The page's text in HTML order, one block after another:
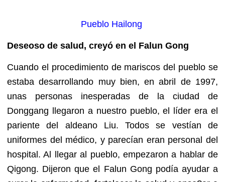
Pueblo Hailong
Deseoso de salud, creyó en el Falun Gong
Cuando el procedimiento de mariscos del pueblo se
estaba desarrollando muy bien, en abril de 1997,
unas personas inesperadas de la ciudad de
Donggang llegaron a nuestro pueblo, el líder era el
pariente del aldeano Liu. Todos se vestían de
uniformes del médico, y parecían eran personal del
hospital. Al llegar al pueblo, empezaron a hablar de
Qigong. Dijeron que el Falun Gong podía ayudar a